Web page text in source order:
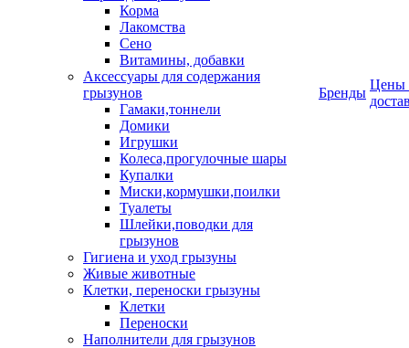
Корма
Лакомства
Сено
Витамины, добавки
Аксессуары для содержания
грызунов
Гамаки,тоннели
Домики
Игрушки
Колеса,прогулочные шары
Купалки
Миски,кормушки,поилки
Туалеты
Шлейки,поводки для
грызунов
Гигиена и уход грызуны
Живые животные
Клетки, переноски грызуны
Клетки
Переноски
Наполнители для грызунов
Бренды
Цены